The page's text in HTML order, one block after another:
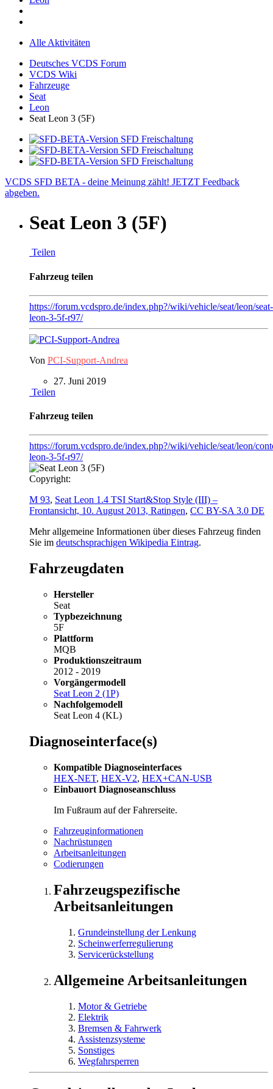
Alle Aktivitäten
Deutsches VCDS Forum
VCDS Wiki
Fahrzeuge
Seat
Leon
Seat Leon 3 (5F)
VCDS SFD BETA - deine Meinung zählt! JETZT Feedback
abgeben.
Seat Leon 3 (5F)
Teilen
Fahrzeug teilen
https://forum.vcdspro.de/index.php?/wiki/vehicle/seat/leon/seat-
leon-3-5f-r97/
Von PCI-Support-Andrea
27. Juni 2019
Teilen
Fahrzeug teilen
https://forum.vcdspro.de/index.php?/wiki/vehicle/seat/leon/
leon-3-5f-r97/
Copyright:
M 93, Seat Leon 1.4 TSI Start&Stop Style (III) –
Frontansicht, 10. August 2013, Ratingen, CC BY-SA 3.0 DE
Mehr allgemeine Informationen über dieses Fahrzeug finden
Sie im deutschsprachigen Wikipedia Eintrag.
Fahrzeugdaten
Hersteller
Seat
Typbezeichnung
5F
Plattform
MQB
Produktionszeitraum
2012 - 2019
Vorgängermodell
Seat Leon 2 (1P)
Nachfolgemodell
Seat Leon 4 (KL)
Diagnoseinterface(s)
Kompatible Diagnoseinterfaces
HEX-NET, HEX-V2, HEX+CAN-USB
Einbauort Diagnoseanschluss
Im Fußraum auf der Fahrerseite.
Fahrzeuginformationen
Nachrüstungen
Arbeitsanleitungen
Codierungen
Fahrzeugspezifische
Arbeitsanleitungen
Grundeinstellung der Lenkung
Scheinwerferregulierung
Servicerückstellung
Allgemeine Arbeitsanleitungen
Motor & Getriebe
Elektrik
Bremsen & Fahrwerk
Assistenzsysteme
Sonstiges
Wegfahrsperren